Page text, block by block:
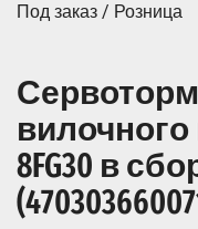
Под заказ / Розница
вилочного
8FG30 в